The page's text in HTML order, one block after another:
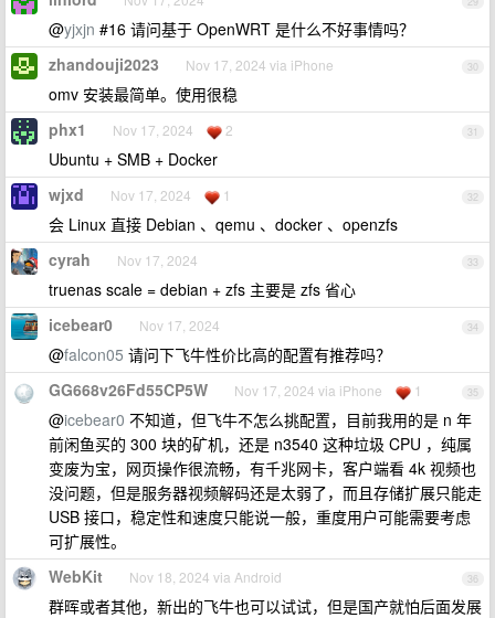
@yjxjn #16 请问基于 OpenWRT 是什么不好事情吗？
30
zhandouji2023 Nov 17, 2024 via iPhone
omv 安装最简单。使用很稳
31
phx1 Nov 17, 2024 2
Ubuntu + SMB + Docker
32
wjxd Nov 17, 2024 1
会 Linux 直接 Debian 、qemu 、docker 、openzfs
33
cyrah Nov 17, 2024
truenas scale = debian + zfs 主要是 zfs 省心
34
icebear0 Nov 17, 2024
@falcon05 请问下飞牛性价比高的配置有推荐吗？
35
GG668v26Fd55CP5W Nov 17, 2024 via iPhone 1
@icebear0 不知道，但飞牛不怎么挑配置，目前我用的是 n 年
前闲鱼买的 300 块的矿机，还是 n3540 这种垃圾 CPU ，纯属
变废为宝，网页操作很流畅，有千兆网卡，客户端看 4k 视频也
没问题，但是服务器视频解码还是太弱了，而且存储扩展只能走
USB 接口，稳定性和速度只能说一般，重度用户可能需要考虑
可扩展性。
36
WebKit Nov 18, 2024 via Android
群晖或者其他，新出的飞牛也可以试试，但是国产就怕后面发展